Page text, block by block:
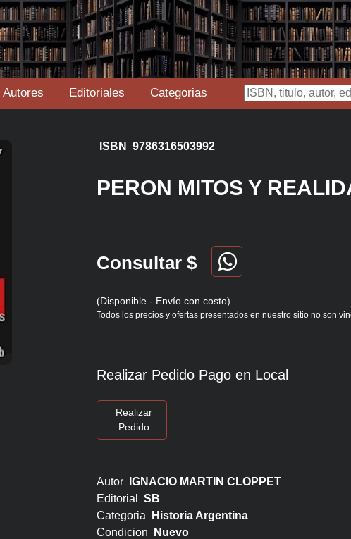
Autores Editoriales Categorias
ISBN 9786316503992
PERON MITOS Y
Consultar $
(Disponible - Envío con costo)
Todos los precios y ofertas presentados en nuestro sitio no son
Realizar Pedido Pago en Local
Realizar
Pedido
Autor
IGNACIO MARTIN CLOPPET
Editorial SB
Categoria
Historia Argentina
Condicion
Nuevo